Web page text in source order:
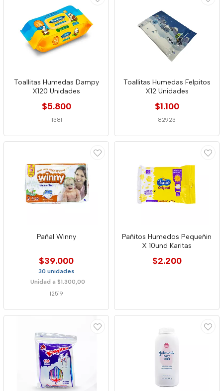
Toallitas Humedas Dampy
X120 Unidades
$5.800
11381
Toallitas Humedas Felpitos
X12 Unidades
$1.100
82923
Pañal Winny
$39.000
30 unidades
Unidad a $1.300,00
12519
Pañitos Humedos Pequeñin
X 10und Karitas
$2.200